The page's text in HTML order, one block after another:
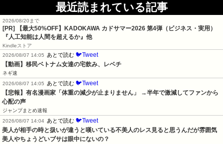
最近読まれている記事
2026/08/20まで
[PR]
【最大50%OFF】KADOKAWA カドサマー2026 第4弾（ビジネス・実用）
『人工知能は人間を超えるか』他
Kindleストア
2026/08/07 14:05
あとで読む 🐦Tweet
【動画】移民ベトナム女達の宅飲み、レベチ
ネギ速
2026/08/07 14:05
あとで読む 🐦Tweet
【悲報】有名漫画家「体重の減少が止まりません」 →半年で激減してファンから
心配の声
ジャンプまとめ速報
2026/08/07 14:04 あとで読む 🐦Tweet
美人が相手の時と扱いが違うと嘆いている不美人のレス見ると思うんだが雰囲気
美人やちょうどいブサは眼中にないの？